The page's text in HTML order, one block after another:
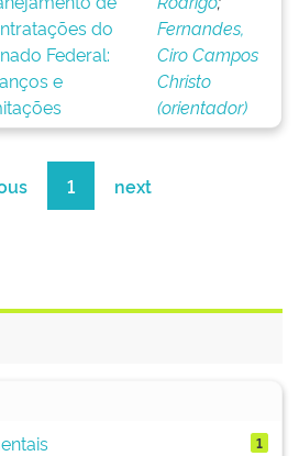
do
Federal:
e
Fernandes,
Ciro Campos
Christo
(orientador)
1 next
1